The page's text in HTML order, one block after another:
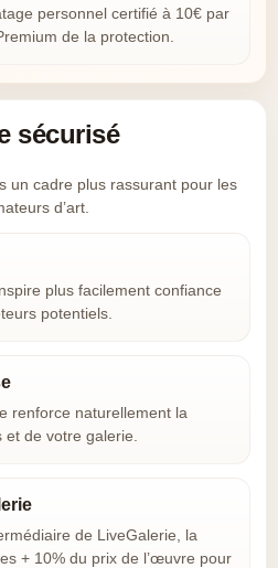
personnel certifié à 10€ par
de la protection.
sécurisé
un cadre plus rassurant pour les
d’art.
plus facilement confiance
potentiels.
renforce naturellement la
de votre galerie.
de LiveGalerie, la
+ 10% du prix de l’œuvre pour